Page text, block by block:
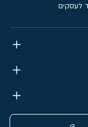
לעסקים